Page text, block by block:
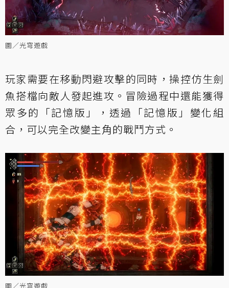
圖／光穹遊戲
玩家需要在移動閃避攻擊的同時，操控仿生劍
魚搭檔向敵人發起進攻。冒險過程中還能獲得
眾多的「記憶版」，透過「記憶版」變化組
合，可以完全改變主角的戰鬥方式。
圖／光穹遊戲